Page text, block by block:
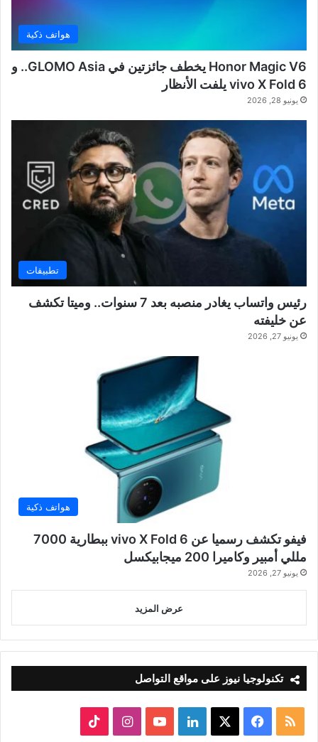
هواتف ذكية
Honor Magic V6 يخطف جائزتين في GLOMO Asia.. و
vivo X Fold 6 يلفت الأنظار
يونيو 28, 2026
تطبيقات
رئيس واتساب يغادر منصبه بعد 7 سنوات.. وميتا تكشف
عن خليفته
يونيو 27, 2026
هواتف ذكية
فيفو تكشف رسميا عن vivo X Fold 6 ببطارية 7000
مللي أمبير وكاميرا 200 ميجابيكسل
يونيو 27, 2026
عرض المزيد
تكنولوجيا نيوز على مواقع التواصل
ملخصفيسبوك لينكدإن‫YouTubeانستقرام